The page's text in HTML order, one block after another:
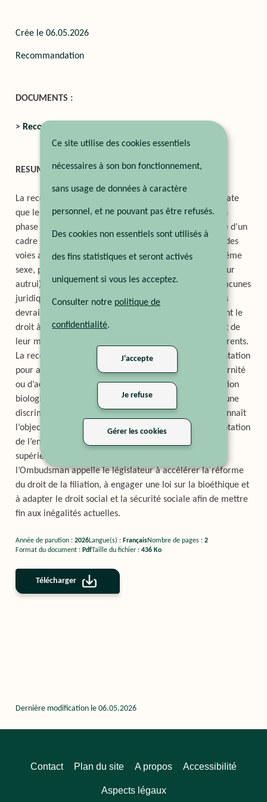
Ce site utilise des cookies essentiels
nécessaires à son bon fonctionnement,
sans usage de données à caractère
personnel, et ne pouvant pas être refusés.
Des cookies non essentiels sont utilisés à
des fins statistiques et seront activés
uniquement si vous les acceptez.
Consulter notre politique de
confidentialité.
J'accepte
Je refuse
Gérer les cookies
Crée le 06.05.2026
Recommandation
DOCUMENTS :
> Recommandation
RESUME :
La recommandation n°62/2026 de l’Ombudsman constate
que le droit luxembourgeois de la filiation n’est plus en
phase avec l’évolution des formes familiales. L’absence d’un
cadre légal clair touche de nombreux enfants nés par des
voies autres que le schéma traditionnel (parents de même
sexe, procréation médicalement assistée, gestation pour
autrui), entraînant des traitements inégalitaires. Ces lacunes
juridiques pénalisent avant tout les enfants, alors qu’ils
devraient tous bénéficier des mêmes droits, notamment le
droit à la vie privée et à une famille, indépendamment de
leur mode de conception ou de la situation de leurs parents.
La recommandation s’appuie sur un cas concret de gestation
pour autrui ayant conduit au refus d’un congé de maternité
ou d’accueil, faute d’adoption formelle, malgré la filiation
biologique reconnue à l’étranger. Cette situation crée une
discrimination par rapport aux autres parents et méconnaît
l’objectif premier des congés, qui est l’accueil et l’adaptation
de l’enfant au sein de la famille. Au nom de l’intérêt
supérieur de l’enfant et de l’égalité devant la loi,
l’Ombudsman appelle le législateur à accélérer la réforme
du droit de la filiation, à engager une loi sur la bioéthique et
à adapter le droit social et la sécurité sociale afin de mettre
fin aux inégalités actuelles.
Année de parution 2026Langue(s) FrançaisNombre de pages
2
Format du document
PdfTaille du fichier 436 Ko
Télécharger
Dernière modification le 06.05.2026
Contact Plan du site A propos Accessibilité
Aspects légaux